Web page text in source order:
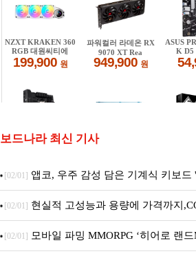
보드나라 최신 기사
[02/01] 앱코, 우주 감성 담은 기계식 키보드
브랜드데이 기획전 진행
[02/01] 현실적 고성능과 용량에 가격까지
M.2 NVMe 디앤디컴 1TB
[02/01] 모바일 파밍 MMORPG ‘히어로 랜